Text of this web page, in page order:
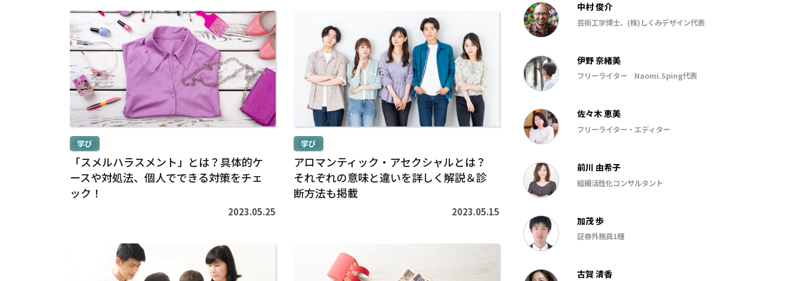
続
き
を
む
>
学び
「スメルハラスメント」とは？具体的ケ
ースや対処法、個人でできる対策をチェ
ック！
2023.05.25
学び
アロマンティック・アセクシャルとは？
それぞれの意味と違いを詳しく解説＆診
断方法も掲載
2023.05.15
中村 俊介
芸術工学博士、(株)しくみデザイン代表
伊野 奈緒美
フリーライター Naomi.Sping代表
佐々木 恵美
フリーライター・エディター
前川 由希子
組織活性化コンサルタント
加茂 歩
証券外務員1種
古賀 清香